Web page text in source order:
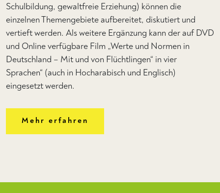
Schulbildung, gewaltfreie Erziehung) können die
einzelnen Themengebiete aufbereitet, diskutiert und
vertieft werden. Als weitere Ergänzung kann der auf DVD
und Online verfügbare Film „Werte und Normen in
Deutschland – Mit und von Flüchtlingen“ in vier
Sprachen“ (auch in Hocharabisch und Englisch)
eingesetzt werden.
Mehr erfahren